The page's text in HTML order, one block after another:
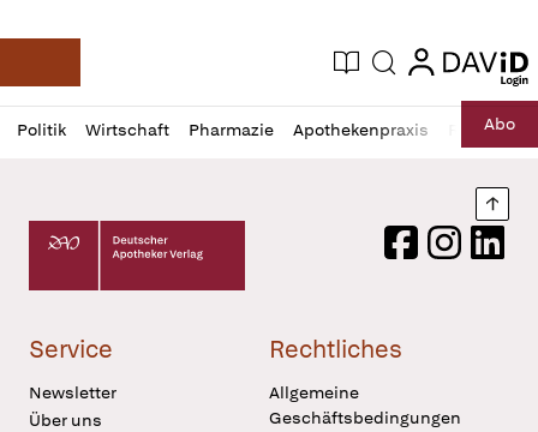
Deutsche Apotheker Zeitung
Aktuelle Ausgabe
Suche login
login
Politik Wirtschaft Pharmazie Apothekenpraxis RechtAbo
Profil
öffnen
Daz
Pur
Deutscher Apotheker Verlag Logo
FacebookInstagram
Service
Newsletter
Über uns
Rechtliches
Allgemeine
Geschäftsbedingungen